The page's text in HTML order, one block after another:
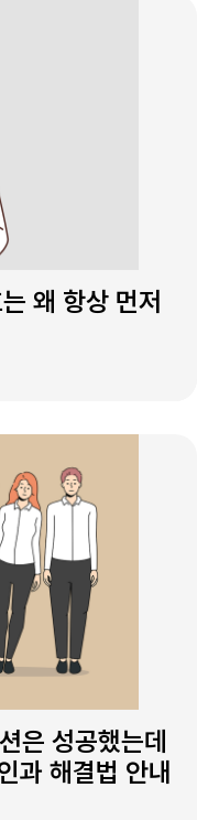
왜 항상 먼저
은 성공했는데
과 해결법 안내